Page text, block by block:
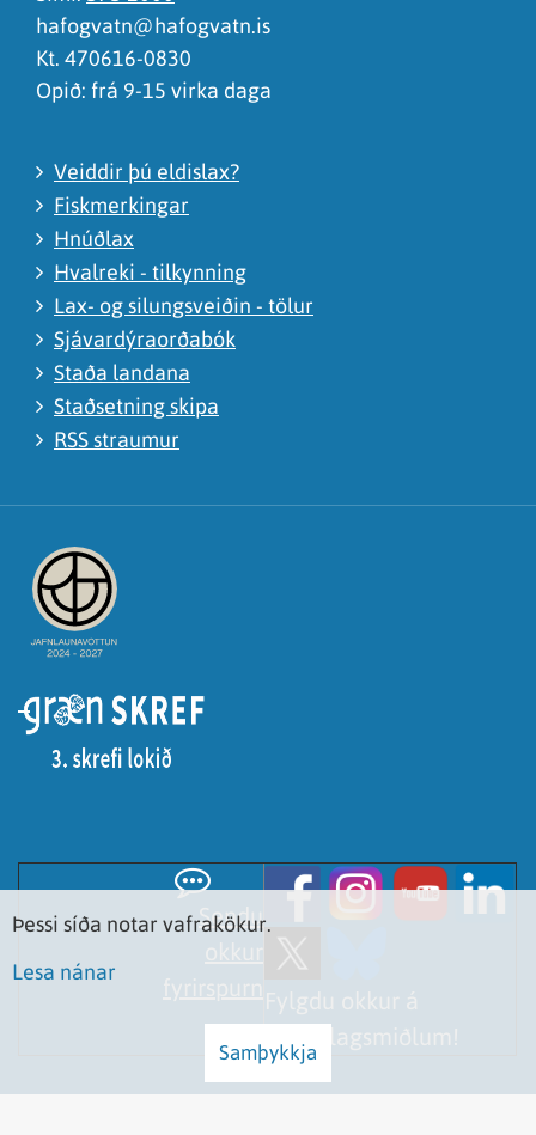
hafogvatn@hafogvatn.is
Kt. 470616-0830
Opið: frá 9-15 virka daga
Veiddir þú eldislax?
Fiskmerkingar
Hnúðlax
Hvalreki - tilkynning
Lax- og silungsveiðin - tölur
Sjávardýraorðabók
Staða landana
Staðsetning skipa
RSS straumur
Sendu
Þessi síða notar vafrakökur.
Lesa nánar
Samþykkja